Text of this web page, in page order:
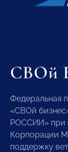
СВОй
Федеральная
«СВОй
РОССИИ» при
Корпорации
поддержку